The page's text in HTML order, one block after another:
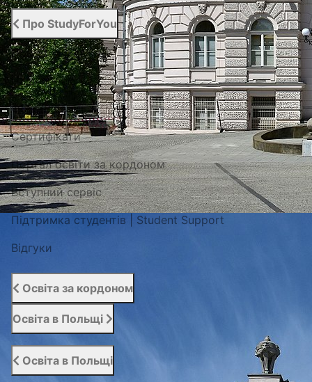
Про StudyForYou
Про StudyForYou
Наші проекти
Фото/Відео
Сертифікати
Портал освіти за кордоном
Вступний сервіс
Підтримка студентів | Student Support
Відгуки
Освіта за кордоном
Освіта в Польщі
Освіта в Польщі